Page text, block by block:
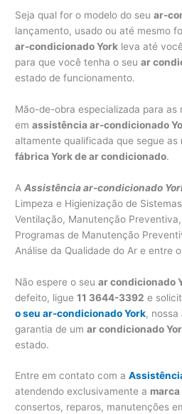
Seja qual for o modelo do seuar-
lançamento, usado ou até mesmo
ar-condicionado York leva até
para que você tenha o seuar
estado de funcionamento.
Mão-de-obra especializada para as
emassistência ar-condicionado
altamente qualificada que segue as
fábrica York de ar condicionado.
AAssistência ar-condicionado
Limpeza e Higienização de
Ventilação, Manutenção
Programas de Manutenção
Análise da Qualidade do Ar e entre
Não espere o seuar condicionado
defeito, ligue11 3644-3392 e
o seu ar-condicionado York, nossa
garantia de umar condicionado
estado.
Entre em contato com a
atendendo exclusivamente a marca
consertos, reparos, manutenções